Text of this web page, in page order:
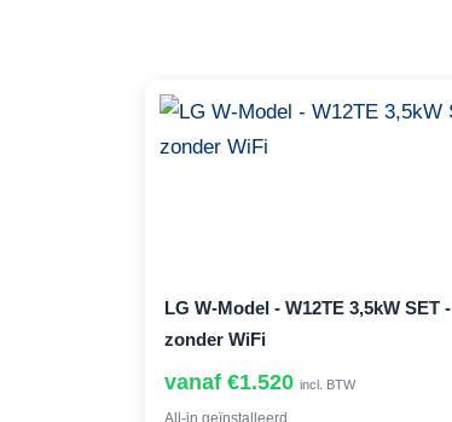
LG W-Model - W12TE 3,5kW SET -
zonder WiFi
vanaf €1.520 incl. BTW
All-in geïnstalleerd